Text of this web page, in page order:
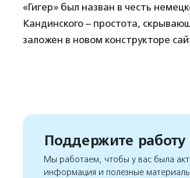
«Гигер» был назван в честь
Кандинского – простота,
заложен в новом конструкторе
Поддержите
Мы работаем, чтобы у вас была
информация и полезные